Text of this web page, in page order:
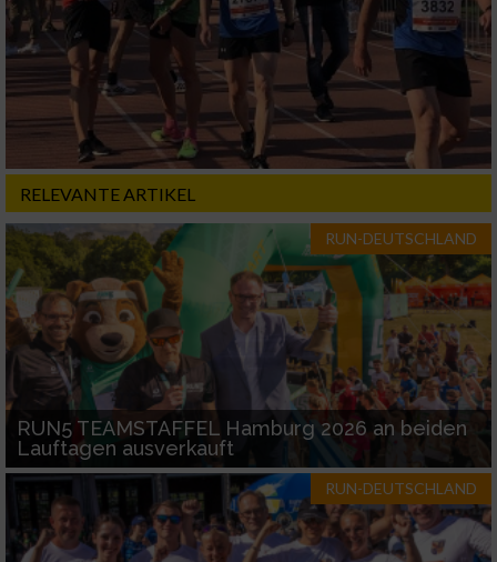
RELEVANTE ARTIKEL
RUN-DEUTSCHLAND
RUN5 TEAMSTAFFEL Hamburg 2026 an beiden
Lauftagen ausverkauft
RUN-DEUTSCHLAND